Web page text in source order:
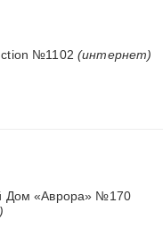
№1102 (интернет)
Дом «Аврора» №170